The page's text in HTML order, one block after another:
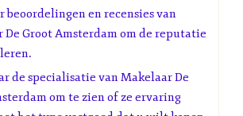
beoordelingen en recensies van
De Groot Amsterdam om de reputatie
de specialisatie van Makelaar De
om te zien of ze ervaring